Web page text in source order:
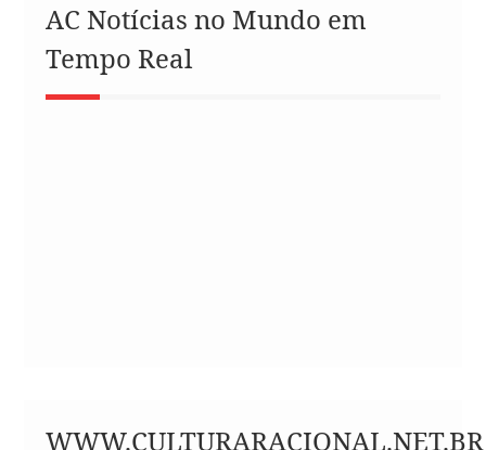
AC Notícias no Mundo em
Tempo Real
WWW.CULTURARACIONAL.NET.BR